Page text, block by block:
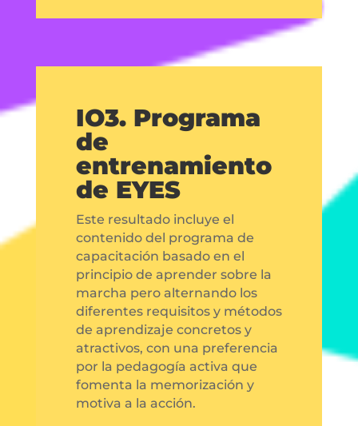
IO3. Programa
de
entrenamiento
de EYES
Este resultado incluye el
contenido del programa de
capacitación basado en el
principio de aprender sobre la
marcha pero alternando los
diferentes requisitos y métodos
de aprendizaje concretos y
atractivos, con una preferencia
por la pedagogía activa que
fomenta la memorización y
motiva a la acción.